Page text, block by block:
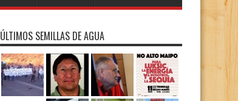
ÚLTIMOS SEMILLAS DE AGUA